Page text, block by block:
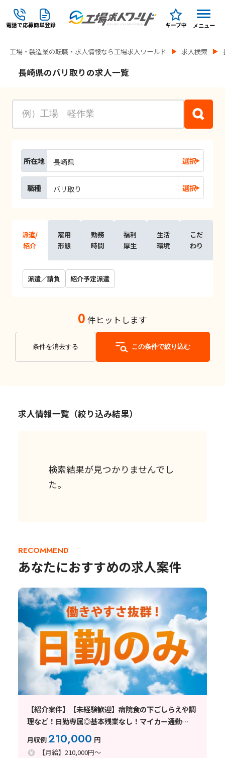
電話で応募簡単登録 キープ中 メニュー
工場・製造業の転職・求人情報なら工場求人ワールド 求人検索
長崎県のバリ取りの求人一覧
所在地 長崎県 選択
職種 バリ取り 選択
派遣/
紹介
雇用
形態
勤務
時間
福利
厚生
生活
環境
こだ
わり
派遣／請負 紹介予定派遣
0 件ヒットします
条件を消去する この条件で絞り込む
求人情報一覧（絞り込み結果）
検索結果が見つかりませんでし
た。
RECOMMEND
あなたにおすすめの求人案件
【紹介案件】【未経験歓迎】病院食の下ごしらえや調
理など！日勤専属◎基本残業なし！マイカー通勤
月収例210,000 円
【月給】210,000円～